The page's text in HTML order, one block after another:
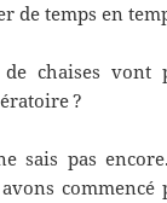
de temps en
de chaises
?
sais pas